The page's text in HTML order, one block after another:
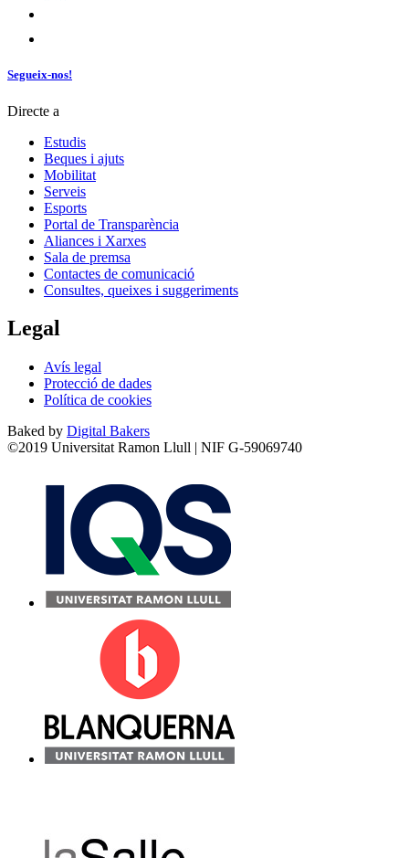
Segueix-nos!
Directe a
Estudis
Beques i ajuts
Mobilitat
Serveis
Esports
Portal de Transparència
Aliances i Xarxes
Sala de premsa
Contactes de comunicació
Consultes, queixes i suggeriments
Legal
Avís legal
Protecció de dades
Política de cookies
Baked by Digital Bakers
©2019 Universitat Ramon Llull | NIF G-59069740